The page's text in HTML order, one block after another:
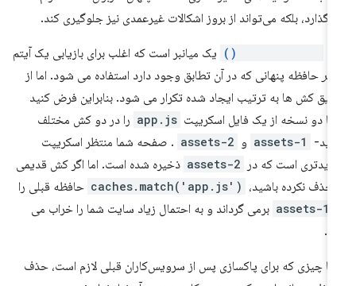
بلکه می‌تواند از بروز اشکالات غیرعمدی نیز جلوگیری کند.
یک میانبر است که اغلب برای بازیابی یک آیتم
حافظه پنهانی که در آن تطابق وجود دارد استفاده می شود. اما از
کش ها به ترتیب ایجاد شده تکرار می شود. بنابراین فرض کنید
دو نسخه از یک فایل اسکریپت app.js را در دو کش مختلف
assets-1 و assets-2 . صفحه شما منتظر اسکریپت
است که در assets-2 ذخیره شده است. اما اگر کش قدیمی
حذف نکرده باشید، caches.match('app.js') حافظه قبلی را
assets-1 برمی گرداند و به احتمال زیاد سایت شما را خراب می
چیزی که برای پاکسازی پس از سرویس‌کاران قبلی لازم است، حذف